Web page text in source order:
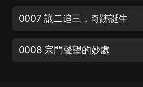
0007 讓二追三，奇跡誕生
0008 宗門聲望的妙處